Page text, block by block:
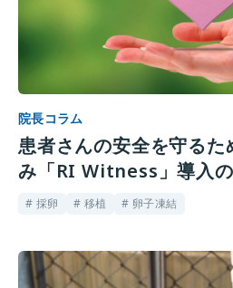
院長コラム
患者さんの安全を守るた
み「RI Witness」導入
# 採卵 # 移植 # 卵子凍結